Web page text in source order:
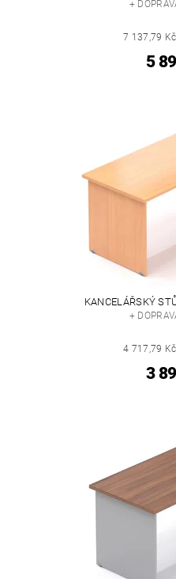
+
7 137,79
5
KANCELÁŘSKÝ
+
4 717,79
3